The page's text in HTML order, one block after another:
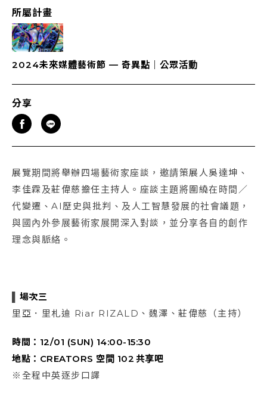
所屬計畫
2024未來媒體藝術節 — 奇異點｜公眾活動
分享
展覽期間將舉辦四場藝術家座談，邀請策展人吳達坤、
李佳霖及莊偉慈擔任主持人。座談主題將圍繞在時間／
代變遷、AI歷史與批判、及人工智慧發展的社會議題，
與國內外參展藝術家展開深入對談，並分享各自的創作
理念與脈絡。
場次三
里亞．里札迪 Riar RIZALD、魏澤、莊偉慈（主持）
時間：12/01 (SUN) 14:00-15:30
地點：CREATORS 空間 102 共享吧
※全程中英逐步口譯